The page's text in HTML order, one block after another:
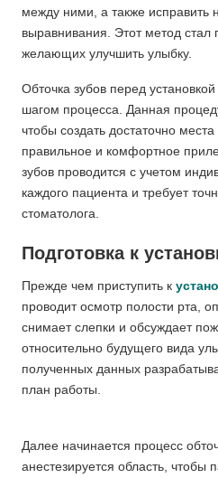
между ними, а также исправить
выравнивания. Этот метод
желающих улучшить улыбку.
Обточка зубов перед
шагом процесса. Данная
чтобы создать достаточно
правильное и комфортное
зубов проводится с учетом
каждого пациента и требует
стоматолога.
Подготовка к
Прежде чем приступить к
проводит осмотр полости рта,
снимает слепки и обсуждает
относительно будущего вида
полученных данных
план работы.
Далее начинается процесс
анестезируется область, чтобы